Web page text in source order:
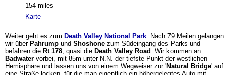
154 miles
Karte
Weiter geht es zum Death Valley National Park. Nach 79 Meilen gelangen
wir über Pahrump und Shoshone zum Südeingang des Parks und
befahren die Rt 178, quasi die Death Valley Road . Wir kommen an
Badwater vorbei, mit 85m unter N.N. der tiefste Punkt der westlichen
Hemisphäre und lassen uns von einem Wegweiser zur 'Natural Bridge' auf